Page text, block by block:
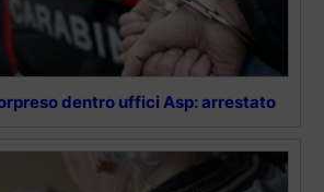
dentro uffici Asp: arrestato